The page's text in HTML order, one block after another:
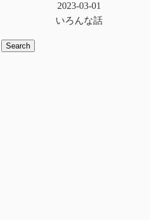
2023-03-01
いろんな話